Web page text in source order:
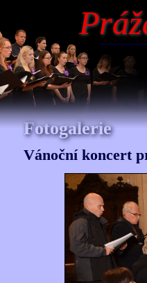
Fotogalerie
Vánoční koncert